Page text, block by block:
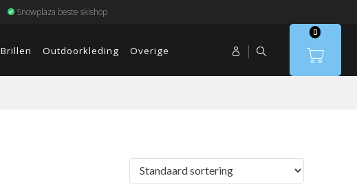
Snowplaza beste skishop
Brillen Outdoorkleding Overige
0